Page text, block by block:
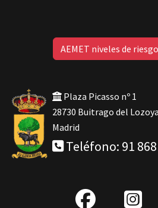
AEMET niveles de
Plaza Picasso nº 1
28730 Buitrago del Lozoya
Madrid
Teléfono: 91 868
fab IG